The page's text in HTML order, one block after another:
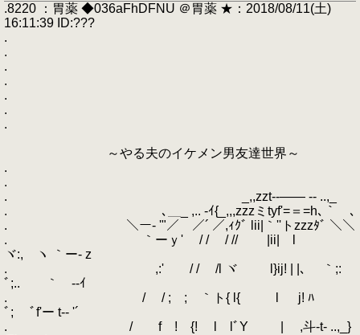
.8220 ：胃薬 ◆036aFhDFNU ＠胃薬 ★：2018/08/11(土)
16:11:39 ID:???
.
.
.
.
.
.
.
～やる夫のイケメン男友達世界～
.
.
. _,,zzt-‐―― -- ..,_
. ､＿_ ,.. -ｲ{_,,,zzzミtyf'=＝=h､｀ ､
. ＼ー‐ '"／ ／´ ／,ｨｸﾞ lii|｀''トzzzﾀﾞ ＼＼
. ｀ーｙ' / / / // |ii| l
ヾ:, ヽ ｀ー- z
. ,:' / / /l ヾ l}ij! | |､ ｀;:
ﾞ;.. ｀ゝ--ｲ
. / / ; ; ｀ト{ l{ l j! ﾊ
ﾞ; ﾞf'ー t-‐ '´
. / f ! {! l lﾞY | ,斗-t- ..,_}